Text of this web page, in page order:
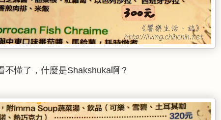
懂了，什麼是Shakshuka啊？